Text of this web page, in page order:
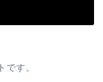
です。